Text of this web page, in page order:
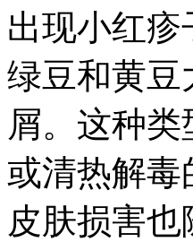
出现小红
绿豆和黄豆
屑。这种
或清热解毒
皮肤损害也